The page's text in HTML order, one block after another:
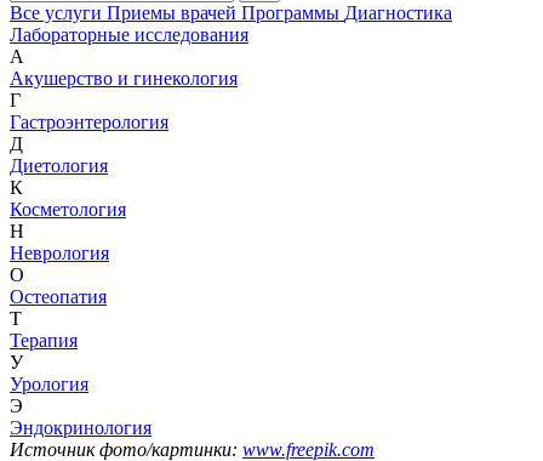
Все услуги Приемы врачей Программы Диагностика
Лабораторные исследования
А
Акушерство и гинекология
Г
Гастроэнтерология
Д
Диетология
К
Косметология
Н
Неврология
О
Остеопатия
Т
Терапия
У
Урология
Э
Эндокринология
Источник фото/картинки: www.freepik.com